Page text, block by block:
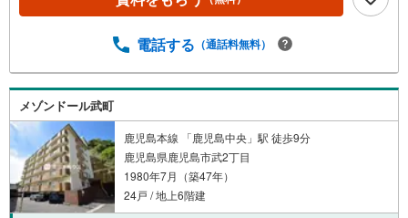
境■・A-プライス鹿児島店まで徒歩1分（約50m）・セブン
で徒歩2分（約100m）・ローソン南林寺町店まで徒歩4分
（約310m）・タイヨー甲突店まで徒歩8分（約570m）・コ
スモス甲突町店まで徒歩7分（約490m）・天保山中学校ま
で徒歩12分（約950m）・新屋敷電停まで徒歩13分（約100
0m）【物件見学】お客様ご家族がこの物件で実際にどんな
生活が送れるのか、具体的にイメージできるようお手伝い
させていただければと思います！周辺にはどんな施設があ
るか一緒に見て回りませんか？周りの雰囲気も、生活のイ
メージを掴む上で大切です
電話する （通話料無料）
メゾンドール武町
鹿児島本線 「鹿児島中央」駅 徒歩9分
鹿児島県鹿児島市武2丁目
1980年7月（築47年）
24戸 / 地上6階建